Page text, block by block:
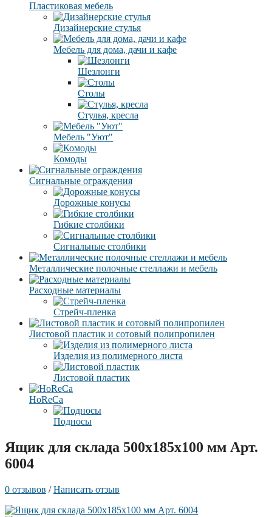
Пластиковая мебель
Дизайнерские стулья
Мебель для дома, дачи и кафе
Шезлонги
Столы
Стулья, кресла
Мебель "Уют"
Комоды
Сигнальные ограждения
Дорожные конусы
Гибкие столбики
Сигнальные столбики
Металлические полочные стеллажи и мебель
Расходные материалы
Стрейч-пленка
Листовой пластик и сотовый полипропилен
Изделия из полимерного листа
Листовой пластик
HoReCa
Подносы
Ящик для склада 500x185x100 мм Арт.
6004
0 отзывов /Написать отзыв